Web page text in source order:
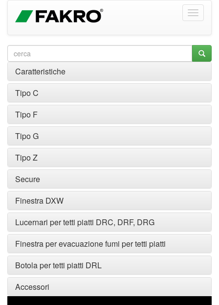
Caratteristiche
Tipo C
Tipo F
Tipo G
Tipo Z
Secure
Finestra DXW
Lucernari per tetti piatti DRC, DRF, DRG
Finestra per evacuazione fumi per tetti piatti
Botola per tetti piatti DRL
Accessori